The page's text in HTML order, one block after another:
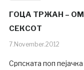
ГОЦА ТРЖАН –
СЕКСОТ
7.November.2012
Српската поп